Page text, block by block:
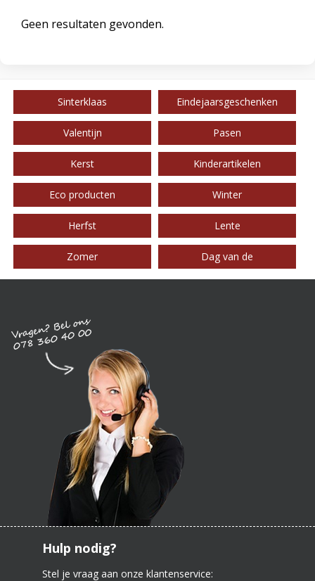
Geen resultaten gevonden.
Sinterklaas Eindejaarsgeschenken
Valentijn Pasen
Kerst Kinderartikelen
Eco producten Winter
Herfst Lente
Zomer Dag van de
Hulp nodig?
Stel je vraag aan onze klantenservice: